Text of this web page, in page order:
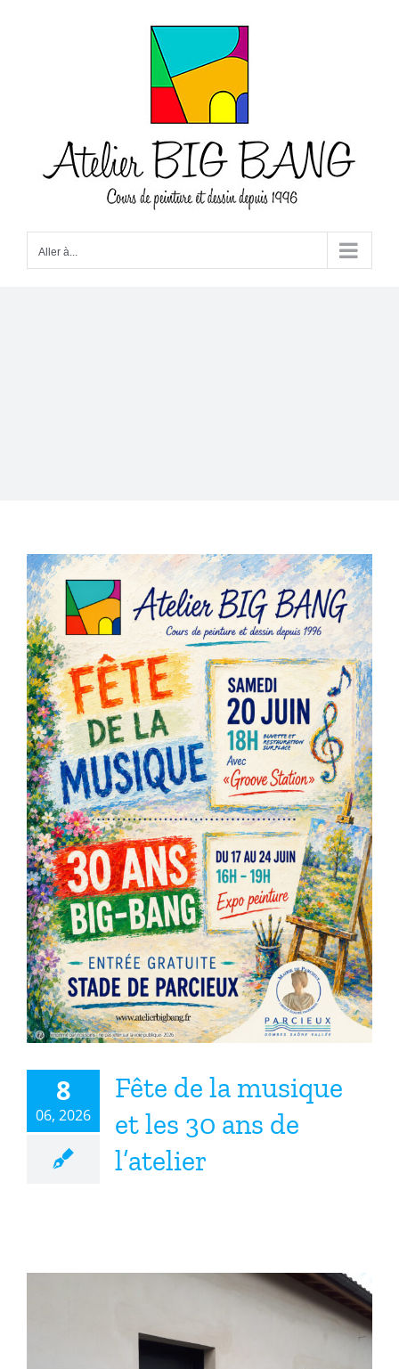
Aller à...
Fête de la musique et les 30 ans
de l’atelier
8
06, 2026
Fête de la musique
et les 30 ans de
l’atelier